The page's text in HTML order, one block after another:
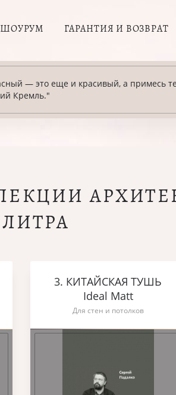
ШОУРУМ ГАРАНТИЯ И ВОЗВРАТ
— это еще и красивый, а примесь
Кремль."
3. КИТАЙСКАЯ ТУШЬ
Ideal Matt
Для стен и потолков